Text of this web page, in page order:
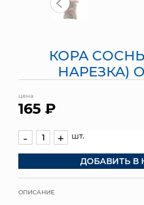
ЯЩИКИ
КОРА
НАРЕЗКА)
цена
165 ₽
- + шт.
ДОБАВИТЬ В
ОПИСАНИЕ